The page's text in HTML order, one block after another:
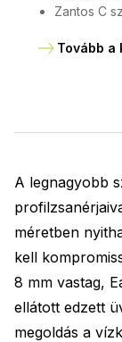
Zantos C
Tovább a
A legnagyobb
méretben
kell
8 mm vastag,
ellátott edzett
megoldás a